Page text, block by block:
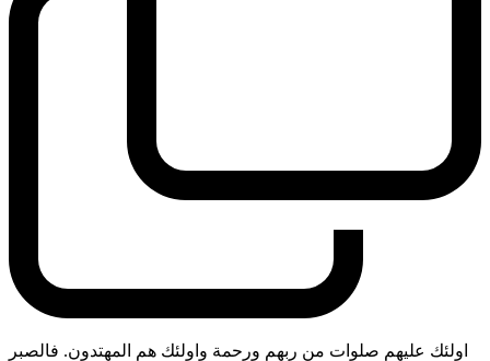
اولئك عليهم صلوات من ربهم ورحمة واولئك هم المهتدون. فالصبر